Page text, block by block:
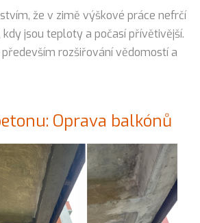
že v zimě výškové práce nefrčí
kdy jsou teploty a počasí přívětivější.
rozšiřování vědomostí a
Oprava balkónů